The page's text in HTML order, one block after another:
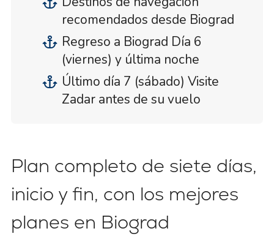
recomendados desde Biograd
Regreso a Biograd Día 6
(viernes) y última noche
Último día 7 (sábado) Visite
Zadar antes de su vuelo
Plan completo de siete días,
inicio y fin, con los mejores
planes en Biograd